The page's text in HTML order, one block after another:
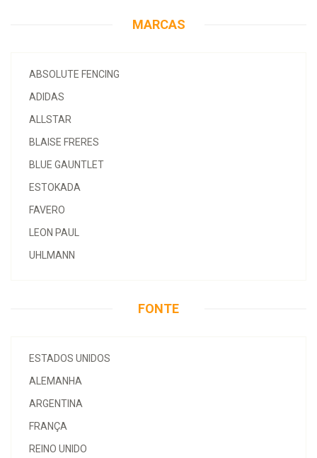
MARCAS
ABSOLUTE FENCING
ADIDAS
ALLSTAR
BLAISE FRERES
BLUE GAUNTLET
ESTOKADA
FAVERO
LEON PAUL
UHLMANN
FONTE
ESTADOS UNIDOS
ALEMANHA
ARGENTINA
FRANÇA
REINO UNIDO